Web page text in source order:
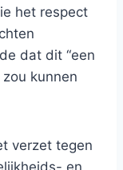
het respect
dat dit “een
kunnen
verzet tegen